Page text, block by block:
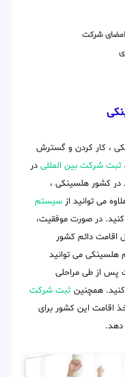
امضای شرکت
، کار کردن و گسترش
ثبت شرکت بین المللی در
کشور هلسینکی ،
می توانید از سیستم
کنید. در صورت موفقیت،
اقامت دائم کشور
می توانید
پس از طی مراحلی
همچنین ثبت شرکت
اقامت این کشور برای
دهد.